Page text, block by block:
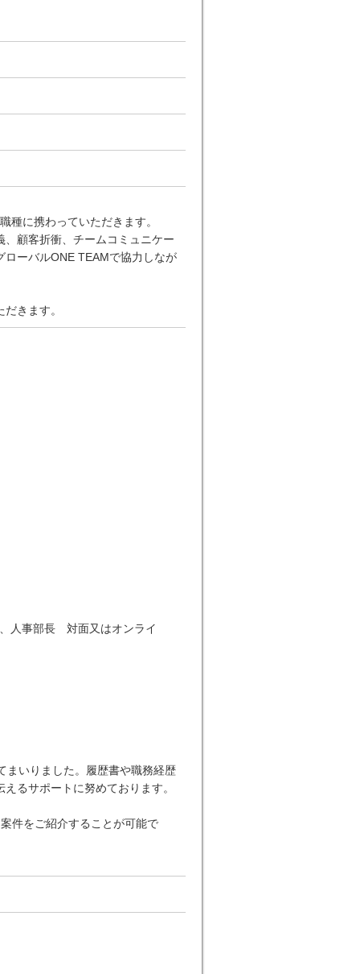
種に携わっていただきます。
顧客折衝、チームコミュニケー
ーバルONE TEAMで協力しなが
きます。
人事部長 対面又はオンライ
まいりました。履歴書や職務経歴
るサポートに努めております。
件をご紹介することが可能で